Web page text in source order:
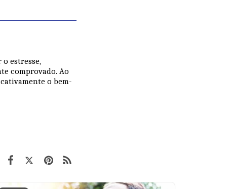
estresse,
comprovado. Ao
o bem-